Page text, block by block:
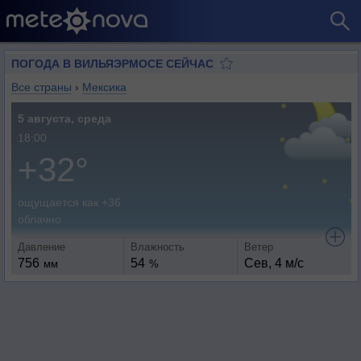
ПОГОДА В ВИЛЬЯЭРМОСЕ СЕЙЧАС
Все страны › Мексика
5 августа, среда
18:00
+32°
ощущается как +36
облачно
Давление
756 мм
Влажность
54 %
Ветер
Сев, 4 м/с